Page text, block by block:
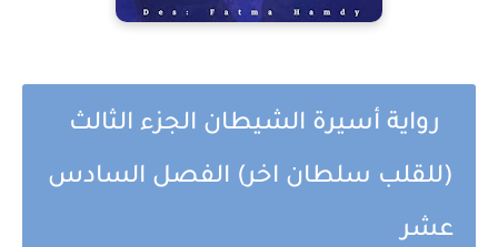
رواية أسيرة الشيطان الجزء الثالث
(للقلب سلطان اخر) الفصل السادس
عشر